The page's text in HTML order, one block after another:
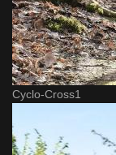
Cyclo-Cross1